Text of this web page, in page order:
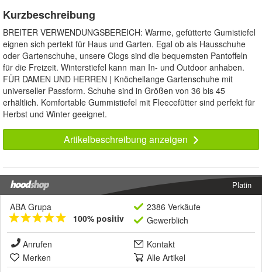
Kurzbeschreibung
BREITER VERWENDUNGSBEREICH: Warme, gefütterte Gumistiefel
eignen sich pertekt für Haus und Garten. Egal ob als Hausschuhe
oder Gartenschuhe, unsere Clogs sind die bequemsten Pantoffeln
für die Freizeit. Winterstiefel kann man In- und Outdoor anhaben.
FÜR DAMEN UND HERREN | Knöchellange Gartenschuhe mit
universeller Passform. Schuhe sind in Größen von 36 bis 45
erhältlich. Komfortable Gummistiefel mit Fleecefütter sind perfekt für
Herbst und Winter geeignet.
Artikelbeschreibung anzeigen
Platin
ABA Grupa
100% positiv
2386 Verkäufe
Gewerblich
Anrufen
Kontakt
Merken
Alle Artikel